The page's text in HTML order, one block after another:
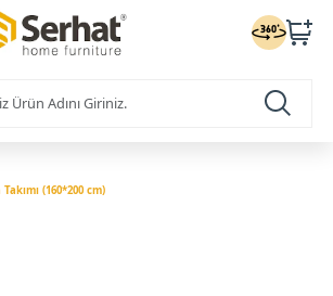
(160*200 cm)